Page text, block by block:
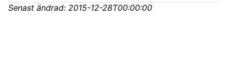
Senast ändrad: 2015-12-28T00:00:00